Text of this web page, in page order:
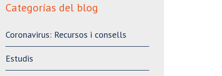
Categorías del blog
Coronavirus: Recursos i consells
Estudis